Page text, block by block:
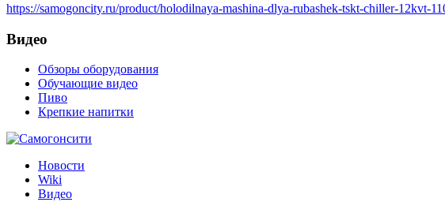
https://samogoncity.ru/product/holodilnaya-mashina-dlya-rubashek-tskt-chiller-12kvt-
Видео
Обзоры оборудования
Обучающие видео
Пиво
Крепкие напитки
Новости
Wiki
Видео